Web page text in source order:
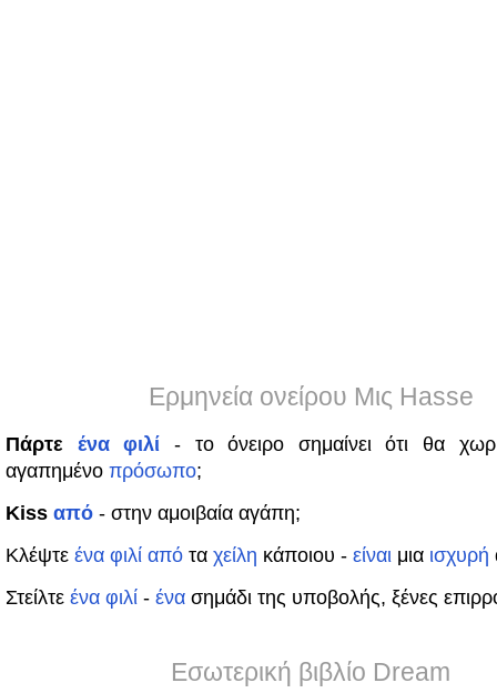
Ερμηνεία ονείρου Μις Hasse
Πάρτε ένα φιλί
- το όνειρο σημαίνει ότι θα
αγαπημένο πρόσωπο;
Kiss από - στην αμοιβαία αγάπη;
Κλέψτε ένα φιλί από τα χείλη κάποιου - είναι μια ισχυρή
Στείλτε ένα φιλί - ένα σημάδι της υποβολής, ξένες
Εσωτερική βιβλίο Dream